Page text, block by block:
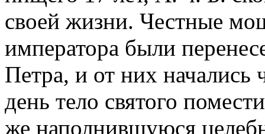
своей жизни. Честные
императора были
Петра, и от них
день тело святого
же наполнившуюся